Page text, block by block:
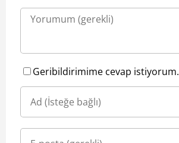
Geribildirimime cevap istiyorum.